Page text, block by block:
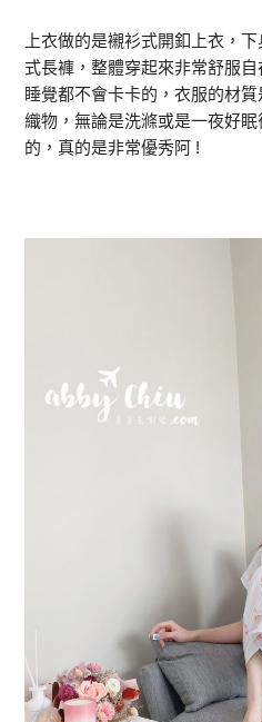
上衣做的是襯衫式開釦上衣，
式長褲，整體穿起來非常舒服
睡覺都不會卡卡的，衣服的材
織物，無論是洗滌或是一夜好
的，真的是非常優秀阿 !